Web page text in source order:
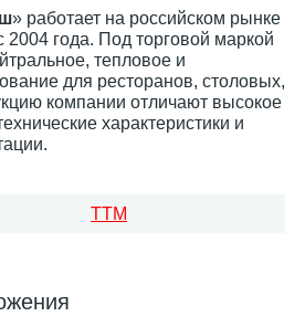
» работает на российском рынке
года. Под торговой маркой
тепловое и
для ресторанов, столовых,
компании отличают высокое
характеристики и
ТТМ